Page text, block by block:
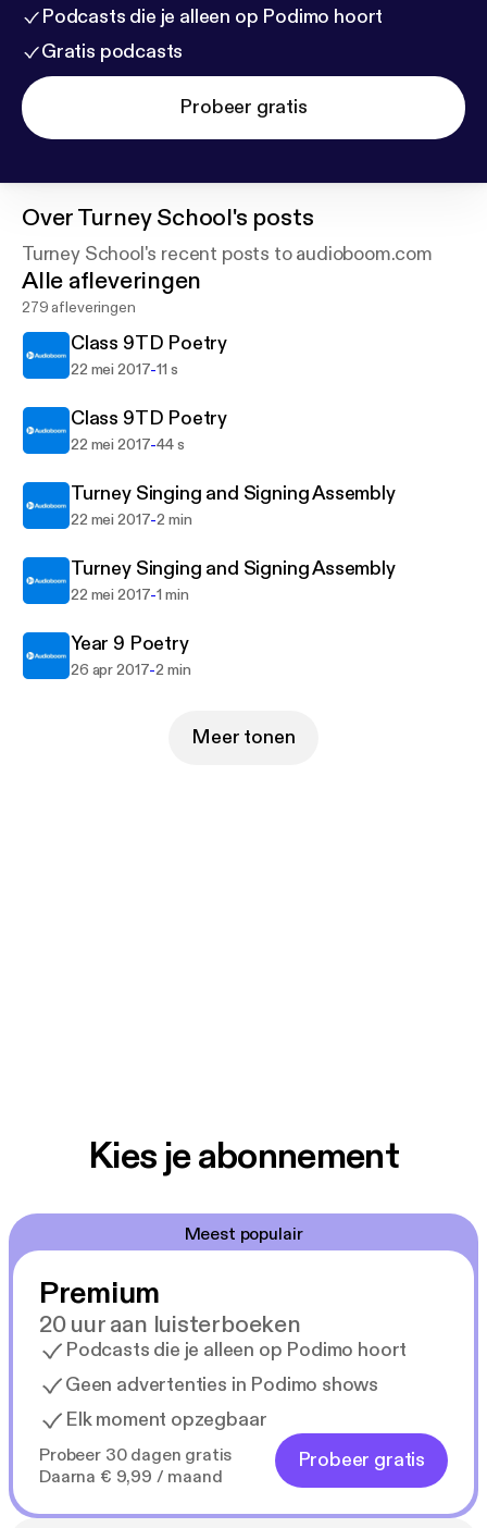
Podcasts die je alleen op Podimo hoort
Gratis podcasts
Probeer gratis
OverTurney School's posts
Turney School's recent posts to audioboom.com
Alle afleveringen
279 afleveringen
Class 9TD Poetry
22 mei 2017-11 s
Class 9TD Poetry
22 mei 2017-44 s
Turney Singing and Signing Assembly
22 mei 2017-2 min
Turney Singing and Signing Assembly
22 mei 2017-1 min
Year 9 Poetry
26 apr 2017-2 min
Meer tonen
Kies je abonnement
Meest populair
Premium
20 uur aan luisterboeken
Podcasts die je alleen op Podimo hoort
Geen advertenties in Podimo shows
Elk moment opzegbaar
Probeer 30 dagen gratis
Daarna € 9,99 / maand
Probeer gratis